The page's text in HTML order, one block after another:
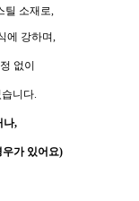
소재로,
에 강하며,
없이
니다.
나,
가 있어요)